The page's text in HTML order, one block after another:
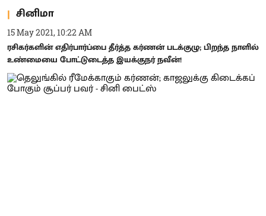
சினிமா
15 May 2021, 10:22 AM
ரசிகர்களின் எதிர்பார்ப்பை தீர்த்த கர்ணன் படக்குழு; பிறந்த நாளில்
உண்மையை போட்டுடைத்த இயக்குநர் நவீன்!